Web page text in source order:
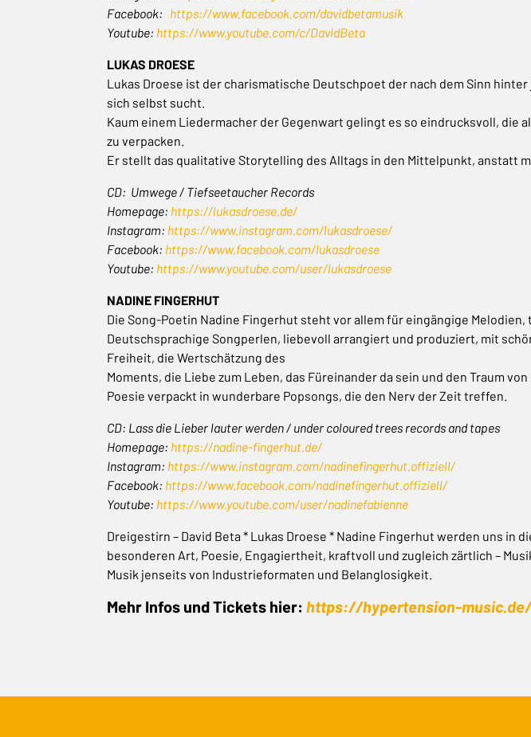
Facebook: https://www.facebook.com/davidbetamusik
Youtube: https://www.youtube.com/c/DavidBeta
LUKAS DROESE
Lukas Droese ist der charismatische Deutschpoet der nach dem Sinn
sich selbst sucht.
Kaum einem Liedermacher der Gegenwart gelingt es so eindrucksvoll,
zu verpacken.
Er stellt das qualitative Storytelling des Alltags in den Mittelpunkt, anstatt
CD: Umwege / Tiefseetaucher Records
Homepage: https://lukasdroese.de/
Instagram: https://www.instagram.com/lukasdroese/
Facebook: https://www.facebook.com/lukasdroese
Youtube: https://www.youtube.com/user/lukasdroese
NADINE FINGERHUT
Die Song-Poetin Nadine Fingerhut steht vor allem für eingängige
Deutschsprachige Songperlen, liebevoll arrangiert und produziert, mit
Freiheit, die Wertschätzung des
Moments, die Liebe zum Leben, das Füreinander da sein und den Traum
Poesie verpackt in wunderbare Popsongs, die den Nerv der Zeit treffen.
CD: Lass die Lieber lauter werden / under coloured trees records and tapes
Homepage: https://nadine-fingerhut.de/
Instagram: https://www.instagram.com/nadinefingerhut.offiziell/
Facebook: https://www.facebook.com/nadinefingerhut.offiziell/
Youtube: https://www.youtube.com/user/nadinefabienne
Dreigestirn – David Beta * Lukas Droese * Nadine Fingerhut werden uns
besonderen Art, Poesie, Engagiertheit, kraftvoll und zugleich zärtlich –
Musik jenseits von Industrieformaten und Belanglosigkeit.
Mehr Infos und Tickets hier:https://hypertension-